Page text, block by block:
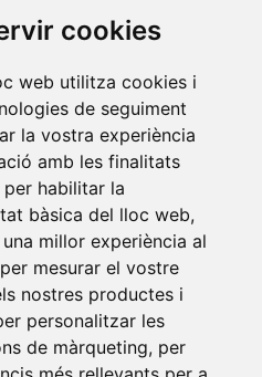
cookies
web utilitza cookies i
de seguiment
la vostra experiència
amb les finalitats
per habilitar la
bàsica del lloc web,
millor experiència al
per mesurar el vostre
nostres productes i
personalitzar les
de màrqueting, per
i activitats que
Podeu exercir els
supressió,
oposició al tractament
Podeu
addicional i
de dades .
casella, consentiu que
per a enviar-vos
i activitats que